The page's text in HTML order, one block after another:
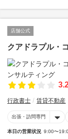
店舗公式
クアドラプル・
行政書士 賃貸不動産
出張・訪問専門
本日の営業状況 9:00〜